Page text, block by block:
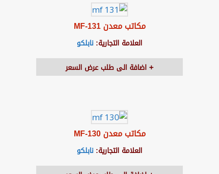
مكاتب معدن MF-131
العلامة التجارية: نابلكو
اضافة الى طلب عرض السعر
مكاتب معدن MF-130
العلامة التجارية: نابلكو